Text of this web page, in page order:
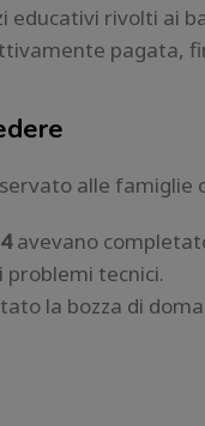
educativi rivolti ai
pagata,
alle famiglie
avevano
problemi tecnici.
la bozza di